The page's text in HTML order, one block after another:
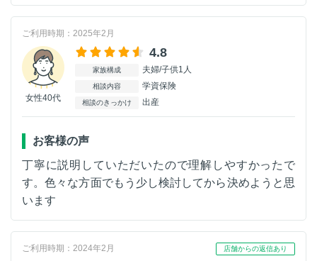
ご利用時期：2025年2月
女性40代
4.8
家族構成 夫婦/子供1人
相談内容 学資保険
相談のきっかけ 出産
お客様の声
丁寧に説明していただいたので理解しやすかったで
す。色々な方面でもう少し検討してから決めようと思
います
ご利用時期：2024年2月 店舗からの返信あり